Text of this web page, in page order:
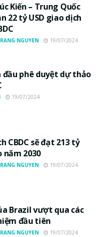
Kiến – Trung Quốc
22 tỷ USD giao dịch
NGUYEN 19/07/2024
đầu phê duyệt dự thảo
19/07/2024
CBDC sẽ đạt 213 tỷ
năm 2030
NGUYEN 19/07/2024
Brazil vượt qua các
đầu tiên
NGUYEN 19/07/2024